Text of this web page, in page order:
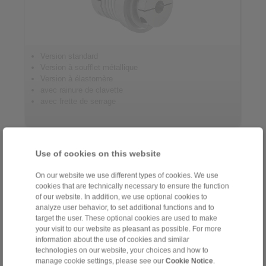
Use of cookies on this website
On our website we use different types of cookies. We use
cookies that are technically necessary to ensure the function
of our website. In addition, we use optional cookies to
analyze user behavior, to set additional functions and to
target the user. These optional cookies are used to make
your visit to our website as pleasant as possible. For more
information about the use of cookies and similar
technologies on our website, your choices and how to
manage cookie settings, please see our Cookie Notice.
Accouplements à lamelles servo